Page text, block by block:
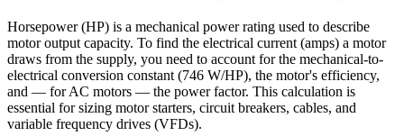
Horsepower (HP) is a mechanical power rating used to describe
motor output capacity. To find the electrical current (amps) a motor
draws from the supply, you need to account for the mechanical-to-
electrical conversion constant (746 W/HP), the motor's efficiency,
and — for AC motors — the power factor. This calculation is
essential for sizing motor starters, circuit breakers, cables, and
variable frequency drives (VFDs).